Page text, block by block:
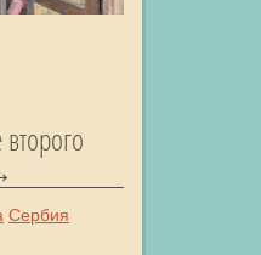
Сербия